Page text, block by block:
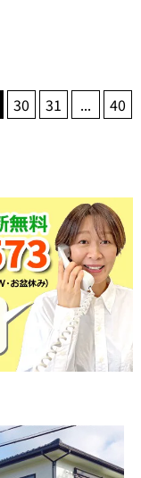
30 31 ...
40